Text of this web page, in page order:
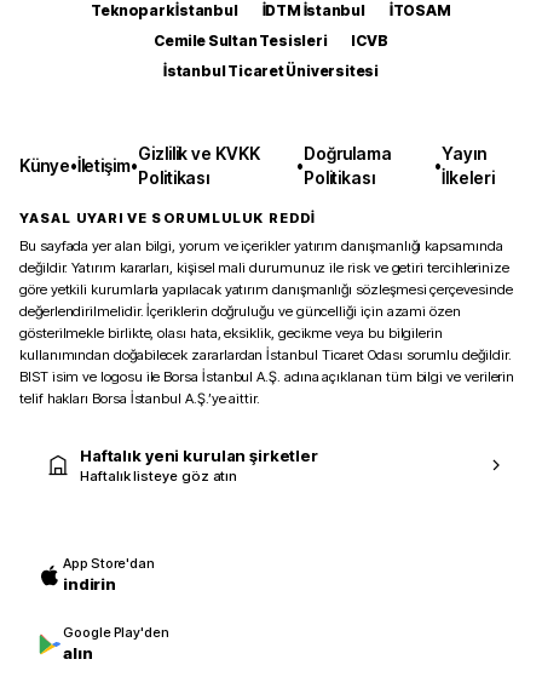
Teknopark İstanbul
İDTM İstanbul
İTOSAM
Cemile Sultan Tesisleri
ICVB
İstanbul Ticaret Üniversitesi
Künye•İletişim•
Gizlilik ve KVKK
Politikası
•
Doğrulama
Politikası
•
Yayın
İlkeleri
YASAL UYARI VE SORUMLULUK REDDİ
Bu sayfada yer alan bilgi, yorum ve içerikler yatırım danışmanlığı kapsamında
değildir. Yatırım kararları, kişisel mali durumunuz ile risk ve getiri tercihlerinize
göre yetkili kurumlarla yapılacak yatırım danışmanlığı sözleşmesi çerçevesinde
değerlendirilmelidir. İçeriklerin doğruluğu ve güncelliği için azami özen
gösterilmekle birlikte, olası hata, eksiklik, gecikme veya bu bilgilerin
kullanımından doğabilecek zararlardan İstanbul Ticaret Odası sorumlu değildir.
BIST isim ve logosu ile Borsa İstanbul A.Ş. adına açıklanan tüm bilgi ve verilerin
telif hakları Borsa İstanbul A.Ş.’ye aittir.
Haftalık yeni kurulan şirketler
Haftalık listeye göz atın
App Store'dan
indirin
Google Play'den
alın